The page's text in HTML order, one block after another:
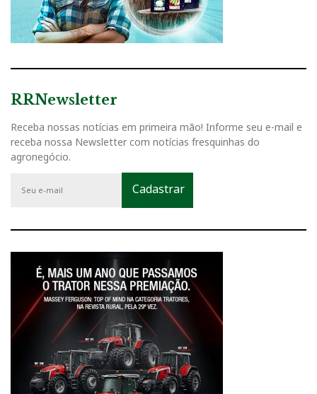
RRNewsletter
Receba nossas notícias em primeira mão! Informe seu e-mail e
receba nossa Newsletter com notícias fresquinhas do
agronegócio.